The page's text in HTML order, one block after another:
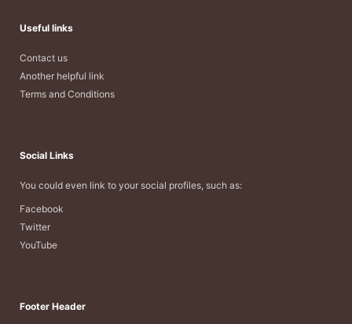
Useful links
Contact us
Another helpful link
Terms and Conditions
Social Links
You could even link to your social profiles, such as:
Facebook
Twitter
YouTube
Footer Header